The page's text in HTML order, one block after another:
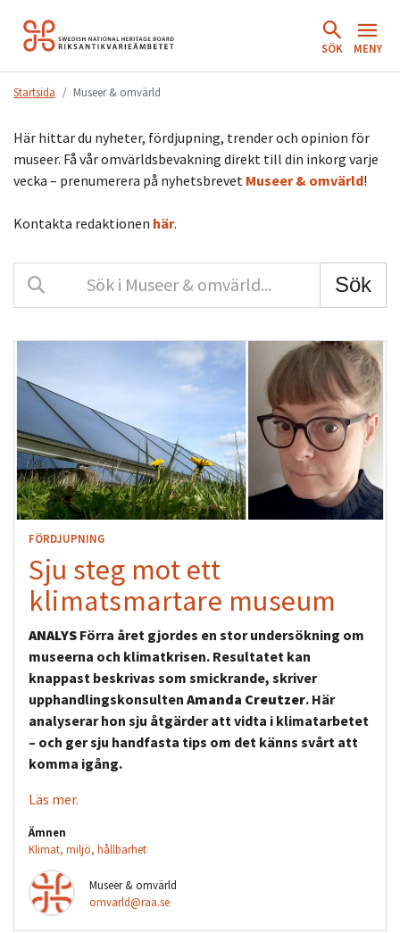
Hoppa
till
SÖK MENY
Startsida Museer & omvärld
Här hittar du nyheter, fördjupning, trender och opinion för
museer. Få vår omvärldsbevakning direkt till din inkorg varje
vecka – prenumerera på nyhetsbrevet Museer & omvärld!
Kontakta redaktionen här.
Sök i Omvärld och insikt
Sök
FÖRDJUPNING
Sju steg mot ett
klimatsmartare museum
ANALYS Förra året gjordes en stor undersökning om
museerna och klimatkrisen. Resultatet kan
knappast beskrivas som smickrande, skriver
upphandlingskonsulten Amanda Creutzer. Här
analyserar hon sju åtgärder att vidta i klimatarbetet
– och ger sju handfasta tips om det känns svårt att
komma igång.
Läs mer.
Ämnen
Klimat, miljö, hållbarhet
Museer & omvärld
omvarld@raa.se